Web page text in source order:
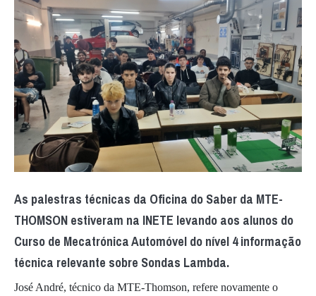
As palestras técnicas da Oficina do Saber da MTE-
THOMSON estiveram na INETE levando aos alunos do
Curso de Mecatrónica Automóvel do nível 4 informação
técnica relevante sobre Sondas Lambda.
José André, técnico da MTE-Thomson, refere novamente o